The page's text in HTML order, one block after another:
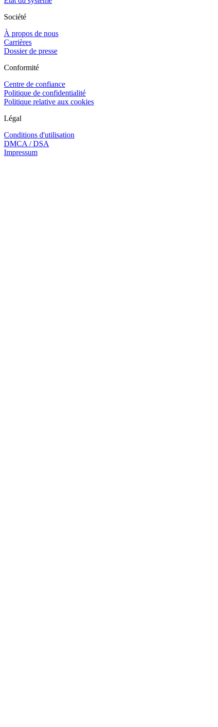
Société
À propos de nous
Carrières
Dossier de presse
Conformité
Centre de confiance
Politique de confidentialité
Politique relative aux cookies
Légal
Conditions d'utilisation
DMCA / DSA
Impressum